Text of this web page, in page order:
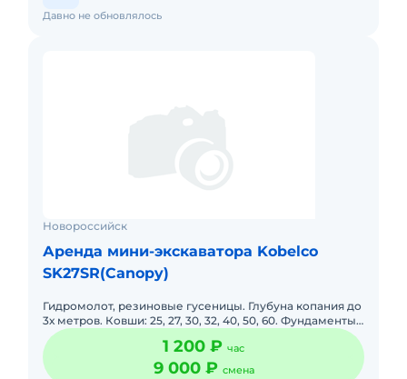
Давно не обновлялось
Новороссийск
Аренда мини-экскаватора Kobelco
SK27SR(Canopy)
Гидромолот, резиновые гусеницы. Глубуна копания до
3х метров. Ковши: 25, 27, 30, 32, 40, 50, 60. Фундаменты,
коммуникации, ливневки, септики, установка био септ
1 200 ₽ час
9 000 ₽ смена